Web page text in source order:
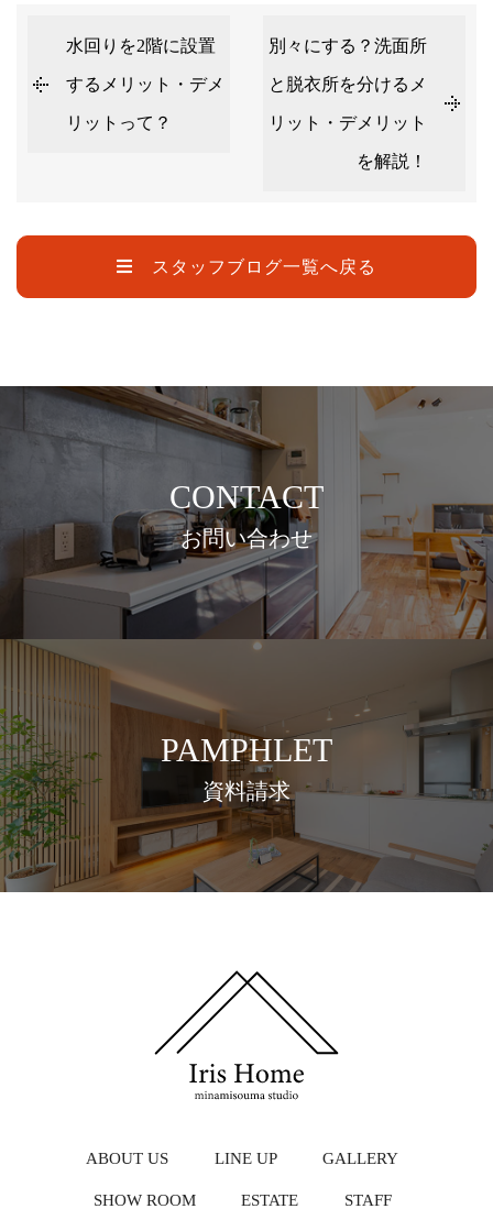
水回りを2階に設置
するメリット・デメ
リットって？
別々にする？洗面所
と脱衣所を分けるメ
リット・デメリット
を解説！
スタッフブログ一覧へ戻る
CONTACT
お問い合わせ
PAMPHLET
資料請求
ABOUT US LINE UP GALLERY
SHOW ROOM ESTATE STAFF